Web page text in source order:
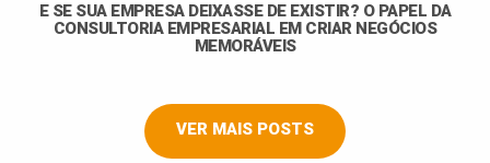
E SE SUA EMPRESA DEIXASSE DE EXISTIR? O PAPEL DA
CONSULTORIA EMPRESARIAL EM CRIAR NEGÓCIOS
MEMORÁVEIS
VER MAIS POSTS